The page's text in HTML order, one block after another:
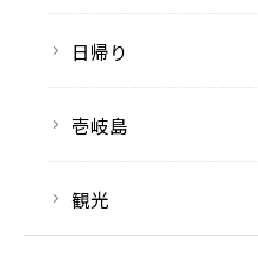
日帰り
壱岐島
観光